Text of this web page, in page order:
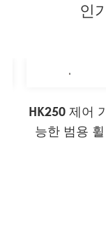
인
HK250 제어
능한 범용 휠